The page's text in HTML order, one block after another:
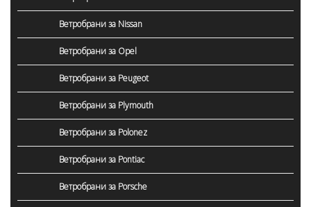
Ветробрани за Nissan
Ветробрани за Opel
Ветробрани за Peugeot
Ветробрани за Plymouth
Ветробрани за Polonez
Ветробрани за Pontiac
Ветробрани за Porsche